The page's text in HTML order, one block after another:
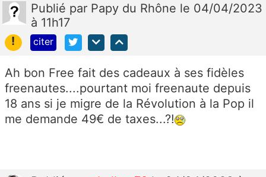
Publié par Papy du Rhône le 04/04/2023
à 11h17
!
citer
Ah bon Free fait des cadeaux à ses fidèles
freenautes....pourtant moi freenaute depuis
18 ans si je migre de la Révolution à la Pop il
me demande 49€ de taxes...?!